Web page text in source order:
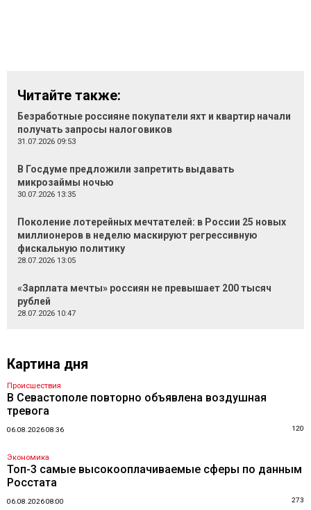
Читайте также:
Безработные россияне покупатели яхт и квартир начали
получать запросы налоговиков
31.07.2026 09:53
В Госдуме предложили запретить выдавать
микрозаймы ночью
30.07.2026 13:35
Поколение лотерейных мечтателей: в России 25 новых
миллионеров в неделю маскируют регрессивную
фискальную политику
28.07.2026 13:05
«Зарплата мечты» россиян не превышает 200 тысяч
рублей
28.07.2026 10:47
Картина дня
Происшествия
В Севастополе повторно объявлена воздушная
тревога
06.08.2026 08:36 120
Экономика
Топ-3 самые высокооплачиваемые сферы по данным
Росстата
06.08.2026 08:00 273